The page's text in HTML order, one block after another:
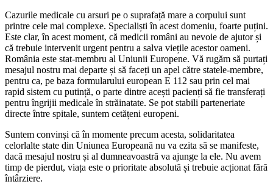
Cazurile medicale cu arsuri pe o suprafață mare a corpului sunt
printre cele mai complexe. Specialiști în acest domeniu, foarte puțini.
Este clar, în acest moment, că medicii români au nevoie de ajutor și
că trebuie intervenit urgent pentru a salva viețile acestor oameni.
România este stat-membru al Uniunii Europene. Vă rugăm să purtați
mesajul nostru mai departe și să faceți un apel către statele-membre,
pentru ca, pe baza formularului european E 112 sau prin cel mai
rapid sistem cu putință, o parte dintre acești pacienți să fie transferați
pentru îngrijii medicale în străinatate. Se pot stabili parteneriate
directe între spitale, suntem cetățeni europeni.
Suntem convinși că în momente precum acesta, solidaritatea
celorlalte state din Uniunea Europeană nu va ezita să se manifeste,
dacă mesajul nostru și al dumneavoastră va ajunge la ele. Nu avem
timp de pierdut, viața este o prioritate absolută și trebuie acționat fără
întârziere.